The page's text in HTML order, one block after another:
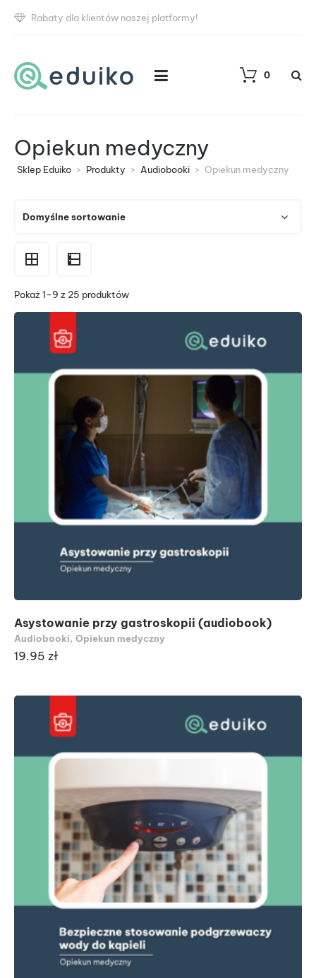
Rabaty dla klientów naszej platformy!
0
Opiekun medyczny
Sklep Eduiko > Produkty > Audiobooki > Opiekun medyczny
Pokaż 1–9 z 25 produktów
Asystowanie przy gastroskopii (audiobook)
Audiobooki, Opiekun medyczny
19.95 zł